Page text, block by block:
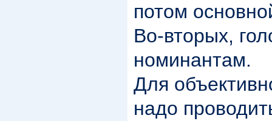
потом
Во-вторых,
номинантам.
Для
надо